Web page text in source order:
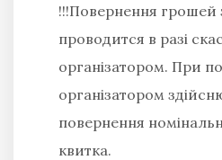
!!!Повернення грошей
проводится в разі
організатором. При
організатором
повернення
квитка.